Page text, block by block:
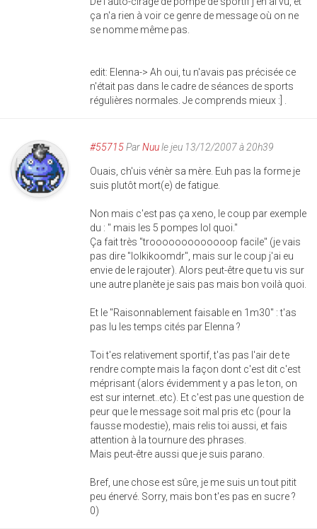
ça n'a rien à voir ce genre de message où on ne
se nomme même pas.
edit: Elenna-> Ah oui, tu n'avais pas précisée ce
n'était pas dans le cadre de séances de sports
régulières normales. Je comprends mieux :] .
#55715ParNuule jeu 13/12/2007 à 20h39
Ouais, ch'uis vénèr sa mère. Euh pas la forme je
suis plutôt mort(e) de fatigue.
Non mais c'est pas ça xeno, le coup par exemple
du : " mais les 5 pompes lol quoi."
Ça fait très "trooooooooooooop facile" (je vais
pas dire "lolkikoomdr", mais sur le coup j'ai eu
envie de le rajouter). Alors peut-être que tu vis sur
une autre planète je sais pas mais bon voilà quoi.
Et le "Raisonnablement faisable en 1m30" : t'as
pas lu les temps cités par Elenna ?
Toi t'es relativement sportif, t'as pas l'air de te
rendre compte mais la façon dont c'est dit c'est
méprisant (alors évidemment y a pas le ton, on
est sur internet..etc). Et c'est pas une question de
peur que le message soit mal pris etc (pour la
fausse modestie), mais relis toi aussi, et fais
attention à la tournure des phrases.
Mais peut-être aussi que je suis parano.
Bref, une chose est sûre, je me suis un tout pitit
peu énervé. Sorry, mais bon t'es pas en sucre ?
0)